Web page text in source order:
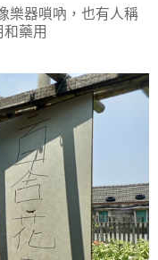
樂器嗩吶，也有人稱
藥用